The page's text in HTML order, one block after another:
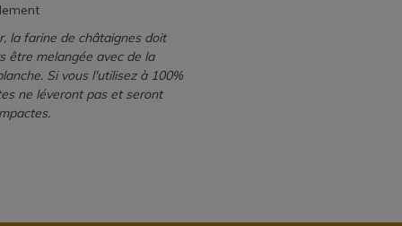
la farine de châtaignes doit
être melangée avec de la
Si vous l'utilisez à 100%
ne léveront pas et seront